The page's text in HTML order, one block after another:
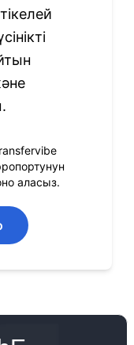
аласыз.